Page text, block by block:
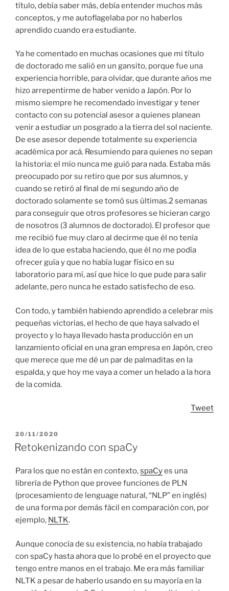
título, debía saber más, debía entender muchos más
conceptos, y me autoflagelaba por no haberlos
aprendido cuando era estudiante.
Ya he comentado en muchas ocasiones que mi título
de doctorado me salió en un gansito, porque fue una
experiencia horrible, para olvidar, que durante años me
hizo arrepentirme de haber venido a Japón. Por lo
mismo siempre he recomendado investigar y tener
contacto con su potencial asesor a quienes planean
venir a estudiar un posgrado a la tierra del sol naciente.
De ese asesor depende totalmente su experiencia
académica por acá. Resumiendo para quienes no sepan
la historia: el mío nunca me guió para nada. Estaba más
preocupado por su retiro que por sus alumnos, y
cuando se retiró al final de mi segundo año de
doctorado solamente se tomó sus últimas.2 semanas
para conseguir que otros profesores se hicieran cargo
de nosotros (3 alumnos de doctorado). El profesor que
me recibió fue muy claro al decirme que él no tenía
idea de lo que estaba haciendo, que él no me podía
ofrecer guía y que no había lugar físico en su
laboratorio para mí, así que hice lo que pude para salir
adelante, pero nunca he estado satisfecho de eso.
Con todo, y también habiendo aprendido a celebrar mis
pequeñas victorias, el hecho de que haya salvado el
proyecto y lo haya llevado hasta producción en un
lanzamiento oficial en una gran empresa en Japón, creo
que merece que me dé un par de palmaditas en la
espalda, y que hoy me vaya a comer un helado a la hora
de la comida.
Tweet
POSTED
ON
20/11/2020
Retokenizando con spaCy
Para los que no están en contexto,spaCyes una
librería de Python que provee funciones de PLN
(procesamiento de lenguage natural, “NLP” en inglés)
de una forma por demás fácil en comparación con, por
ejemplo, NLTK.
Aunque conocía de su existencia, no había trabajado
con spaCy hasta ahora que lo probé en el proyecto que
tengo entre manos en el trabajo. Me era más familiar
NLTK a pesar de haberlo usando en su mayoría en la